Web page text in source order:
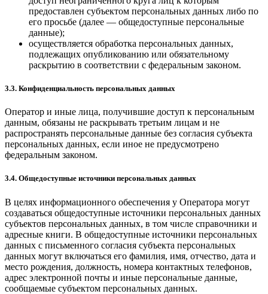
предоставлен субъектом персональных данных либо по
его просьбе (далее — общедоступные персональные
данные);
осуществляется обработка персональных данных,
подлежащих опубликованию или обязательному
раскрытию в соответствии с федеральным законом.
3.3. Конфиденциальность персональных данных
Оператор и иные лица, получившие доступ к персональным
данным, обязаны не раскрывать третьим лицам и не
распространять персональные данные без согласия субъекта
персональных данных, если иное не предусмотрено
федеральным законом.
3.4. Общедоступные источники персональных данных
В целях информационного обеспечения у Оператора могут
создаваться общедоступные источники персональных данных
субъектов персональных данных, в том числе справочники и
адресные книги. В общедоступные источники персональных
данных с письменного согласия субъекта персональных
данных могут включаться его фамилия, имя, отчество, дата и
место рождения, должность, номера контактных телефонов,
адрес электронной почты и иные персональные данные,
сообщаемые субъектом персональных данных.